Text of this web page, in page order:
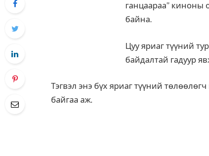
ганцаараа” киноны
байна.
Цуу яриаг түүний
байдалтай гадуур
Тэгвэл энэ бүх яриаг түүний
байгаа аж.